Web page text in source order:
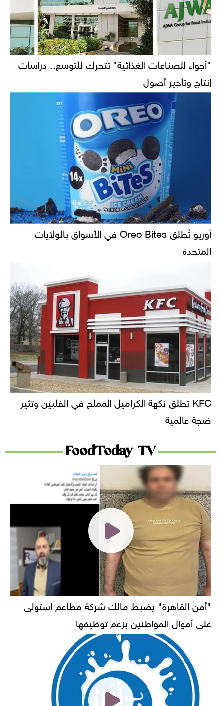
"أجواء للصناعات الغذائية" تتحرك للتوسع.. دراسات
إنتاج وتأجير أصول
أوريو تُطلق Oreo Bites في الأسواق بالولايات
المتحدة
KFC تطلق نكهة الكراميل المملح في الفلبين وتثير
ضجة عالمية
FoodToday TV
"أمن القاهرة" يضبط مالك شركة مطاعم استولى
على أموال المواطنين بزعم توظيفها